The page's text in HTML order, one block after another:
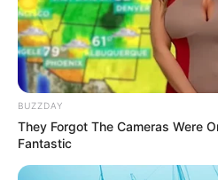
BUZZDAY
They Forgot The Cameras Were
Fantastic